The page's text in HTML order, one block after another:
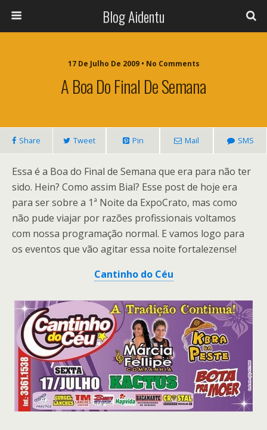
Blog Aidentu
17 De Julho De 2009 • No Comments
A Boa Do Final De Semana
Share Tweet Pin Mail SMS
Essa é a Boa do Final de Semana que era para não ter
sido. Hein? Como assim Bial? Esse post de hoje era
para ser sobre a 1ª Noite da ExpoCrato, mas como
não pude viajar por razões profissionais voltamos
com nossa programação normal. E vamos logo para
os eventos que vão agitar essa noite fortalezense!
Cantinho do Céu